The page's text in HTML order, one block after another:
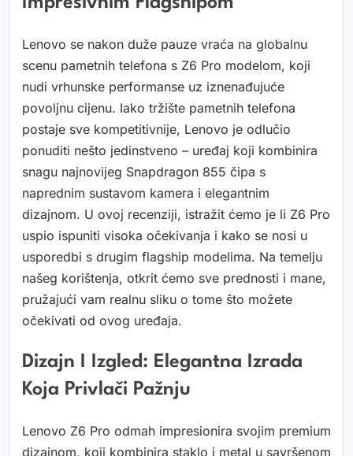
Lenovo se nakon duže pauze vraća na globalnu
scenu pametnih telefona s Z6 Pro modelom, koji
nudi vrhunske performanse uz iznenađujuće
povoljnu cijenu. Iako tržište pametnih telefona
postaje sve kompetitivnije, Lenovo je odlučio
ponuditi nešto jedinstveno – uređaj koji kombinira
snagu najnovijeg Snapdragon 855 čipa s
naprednim sustavom kamera i elegantnim
dizajnom. U ovoj recenziji, istražit ćemo je li Z6 Pro
uspio ispuniti visoka očekivanja i kako se nosi u
usporedbi s drugim flagship modelima. Na temelju
našeg korištenja, otkrit ćemo sve prednosti i mane,
pružajući vam realnu sliku o tome što možete
očekivati od ovog uređaja.
Dizajn I Izgled: Elegantna Izrada
Koja Privlači Pažnju
Lenovo Z6 Pro odmah impresionira svojim premium
dizajnom, koji kombinira staklo i metal u savršenom